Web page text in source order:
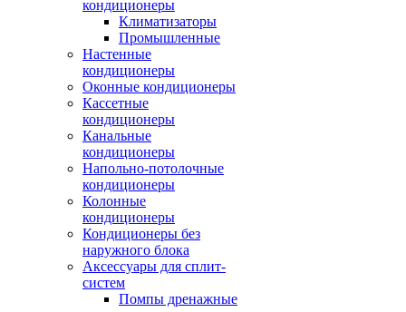
кондиционеры
Климатизаторы
Промышленные
Настенные
кондиционеры
Оконные кондиционеры
Кассетные
кондиционеры
Канальные
кондиционеры
Напольно-потолочные
кондиционеры
Колонные
кондиционеры
Кондиционеры без
наружного блока
Аксессуары для сплит-
систем
Помпы дренажные